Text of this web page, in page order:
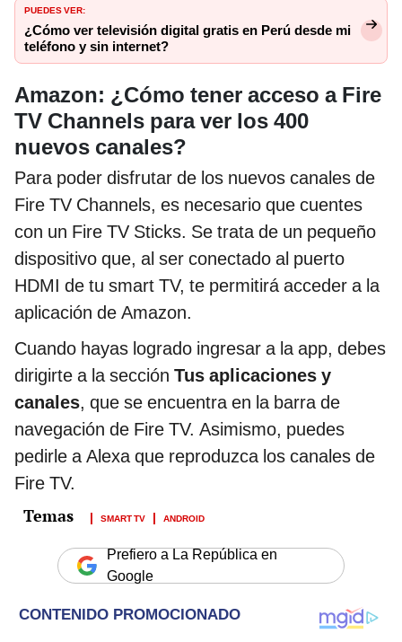
PUEDES VER:
¿Cómo ver televisión digital gratis en Perú desde mi
teléfono y sin internet?
Amazon: ¿Cómo tener acceso a Fire
TV Channels para ver los 400
nuevos canales?
Para poder disfrutar de los nuevos canales de
Fire TV Channels, es necesario que cuentes
con un Fire TV Sticks. Se trata de un pequeño
dispositivo que, al ser conectado al puerto
HDMI de tu smart TV, te permitirá acceder a la
aplicación de Amazon.
Cuando hayas logrado ingresar a la app, debes
dirigirte a la sección Tus aplicaciones y
canales, que se encuentra en la barra de
navegación de Fire TV. Asimismo, puedes
pedirle a Alexa que reproduzca los canales de
Fire TV.
SMART TV ANDROID
Prefiero a La República en
Google